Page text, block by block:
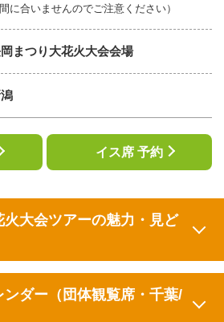
に合いませんのでご注意ください）
まつり大花火大会会場
イス席 予約
大会ツアーの魅力・見ど
ンダー（団体観覧席・千葉/